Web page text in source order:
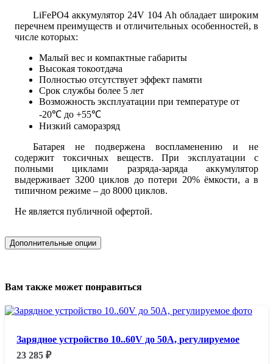
LiFePO4 аккумулятор 24V 104 Ah обладает широким
перечнем преимуществ и отличительных особенностей, в
числе которых:
Малый вес и компактные габариты
Высокая токоотдача
Полностью отсутствует эффект памяти
Срок службы более 5 лет
Возможность эксплуатации при температуре от
-20℃ до +55℃
Низкий саморазряд
Батарея не подвержена воспламенению и не
содержит токсичных веществ. При эксплуатации с
полными циклами разряда-заряда аккумулятор
выдерживает 3200 циклов до потери 20% ёмкости, а в
типичном режиме – до 8000 циклов.
Не является публичной офертой.
Дополнительные опции
Вам также может понравиться
Зарядное устройство 10..60V до 50A, регулируемое
23 285₽